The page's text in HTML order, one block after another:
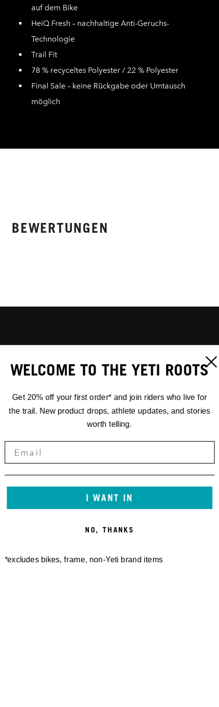
auf dem Bike
HeiQ Fresh – nachhaltige Anti-Geruchs-
Technologie
Trail Fit
78 % recyceltes Polyester / 22 % Polyester
Final Sale – keine Rückgabe oder Umtausch
möglich
BEWERTUNGEN
WELCOME TO THE YETI ROOTS
Get 20% off your first order* and join riders who live for
the trail. New product drops, athlete updates, and stories
worth telling.
I WANT IN
NO, THANKS
*excludes bikes, frame, non-Yeti brand items